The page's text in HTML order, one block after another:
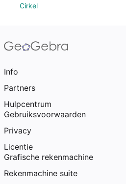
Cirkel
Info
Partners
Hulpcentrum
Gebruiksvoorwaarden
Privacy
Licentie
Grafische rekenmachine
Rekenmachine suite